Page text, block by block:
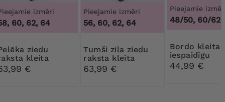
izmēri
60, 62, 64
kleita
€
Pieejamie izmēri
56, 60, 62, 64
Tumši zila ziedu
raksta kleita
63,99 €
Pieejamie
48/50, 60/62
Bordo kleita ar
iespaidīgu
apakšdaļu
44,99 €